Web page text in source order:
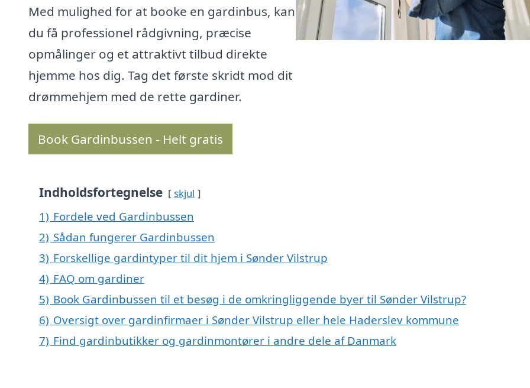
Med mulighed for at booke en gardinbus, kan
du få professionel rådgivning, præcise
opmålinger og et attraktivt tilbud direkte
hjemme hos dig. Tag det første skridt mod dit
drømmehjem med de rette gardiner.
Book Gardinbussen - Helt gratis
Indholdsfortegnelse skjul
1) Fordele ved Gardinbussen
2) Sådan fungerer Gardinbussen
3) Forskellige gardintyper til dit hjem i Sønder Vilstrup
4) FAQ om gardiner
5) Book Gardinbussen til et besøg i de omkringliggende byer til Sønder Vilstrup?
6) Oversigt over gardinfirmaer i Sønder Vilstrup eller hele Haderslev kommune
7) Find gardinbutikker og gardinmontører i andre dele af Danmark